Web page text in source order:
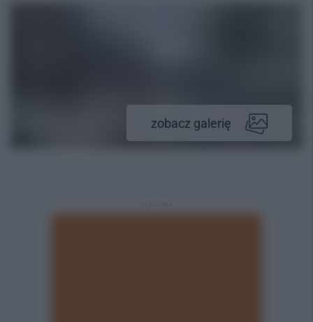
zobacz galerię